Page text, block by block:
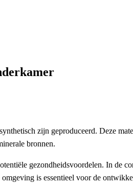
zijn geproduceerd. Deze
bronnen.
gezondheidsvoordelen. In de
is essentieel voor de